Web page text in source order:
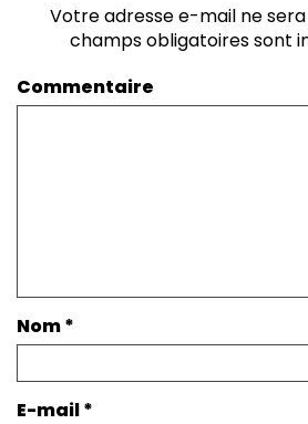
Votre adresse e-mail ne
champs obligatoires sont
Commentaire
Nom*
E-mail*